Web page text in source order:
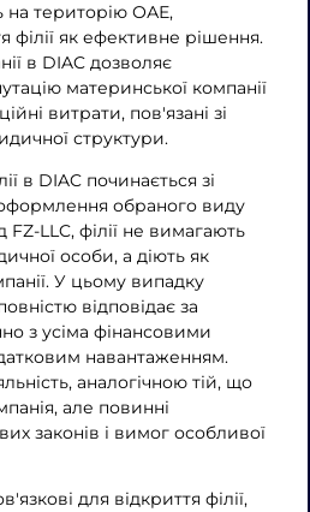
на територію ОАЕ,
філії як ефективне рішення.
в DIAC дозволяє
материнської компанії
витрати, пов'язані зі
структури.
в DIAC починається зі
обраного виду
FZ-LLC, філії не вимагають
особи, а діють як
У цьому випадку
відповідає за
з усіма фінансовими
навантаженням.
аналогічною тій, що
але повинні
законів і вимог особливої
для відкриття філії,